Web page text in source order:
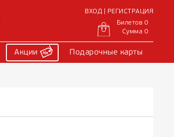
ВХОД | РЕГИСТРАЦИЯ
Билетов 0
Сумма 0
Акции Подарочные карты